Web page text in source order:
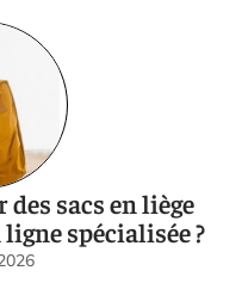
sacs en liège
spécialisée ?